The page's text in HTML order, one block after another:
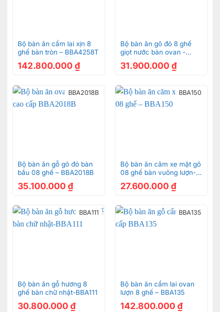
Bộ bàn ăn cẩm lai xịn 8
ghế bàn tròn – BBA4258T
142.800.000 ₫
Bộ bàn ăn gõ đỏ 8 ghế
giọt nước bàn ovan -
31.900.000 ₫
BBA2018B
Bộ bàn ăn gỗ gõ đỏ bàn
bầu 08 ghế – BBA2018B
35.100.000 ₫
BBA150
Bộ bàn ăn căm xe mặt gõ
08 ghế bàn vuông lượn-
27.600.000 ₫
BBA111
Bộ bàn ăn gỗ hương 8
ghế bàn chữ nhật-BBA111
30.800.000 ₫
BBA135
Bộ bàn ăn cẩm lai ovan
lượn 8 ghế – BBA135
142.800.000 ₫